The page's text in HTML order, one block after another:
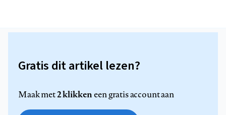
Gratis dit artikel lezen?
Maak met2 klikkeneen gratis account aan